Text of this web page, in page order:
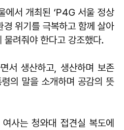
에서 개최된 ‘P4G 서울 정상
경 위기를 극복하고 함께 살아
물려줘야 한다고 강조했다.
서 생산하고, 생산하며 보존
의 말을 소개하며 공감의 뜻
사는 청와대 접견실 복도에